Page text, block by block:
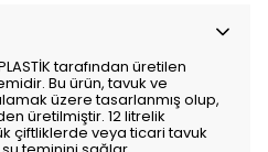
tarafından üretilen
Bu ürün, tavuk ve
üzere tasarlanmış olup,
üretilmiştir. 12 litrelik
çiftliklerde veya ticari tavuk